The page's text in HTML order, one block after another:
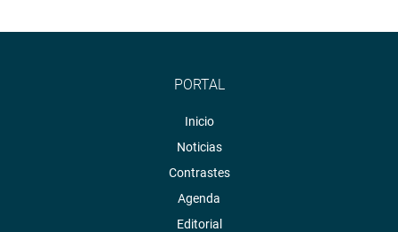
PORTAL
Inicio
Noticias
Contrastes
Agenda
Editorial